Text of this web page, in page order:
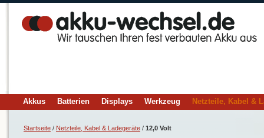
Akkus Batterien Displays Werkzeug Netzteile, Kabel &
Startseite / Netzteile, Kabel & Ladegeräte / 12,0 Volt